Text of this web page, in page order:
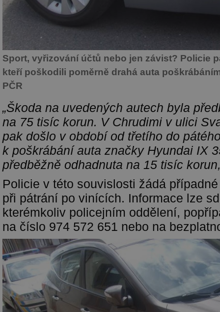
Sport, vyřizování účtů nebo jen závist? Policie
kteří poškodili poměrně drahá auta
PČR
„Škoda na uvedených autech byla
na 75 tisíc korun. V Chrudimi v ulici
pak došlo v období od třetího do
k poškrábání auta značky Hyundai IX
předběžně odhadnuta na 15 tisíc
Policie v této souvislosti žádá
při pátrání po vinících. Informace lze
kterémkoliv policejním oddělení,
na číslo 974 572 651 nebo na